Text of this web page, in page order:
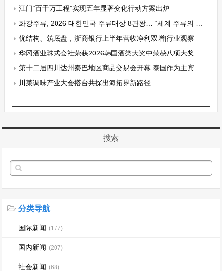
江门“百千万工程”实现五年显著变化行动方案出炉
화강주류, 2026 대한민국 주류대상 8관왕… “세계 주류의 가치와 스토리 전한다”
优结构、筑底盘，浙商银行上半年营收净利双增|行业观察
华冈酒业珠式会社荣获2026韩国酒类大奖中荣获八项大奖
第十二届四川达州秦巴地区商品交易会开幕 泰国作为主宾国参展
川菜调味产业大会搭台共探出海拓界新路径
搜索
分类导航
国际新闻 (177)
国内新闻 (207)
社会新闻 (68)